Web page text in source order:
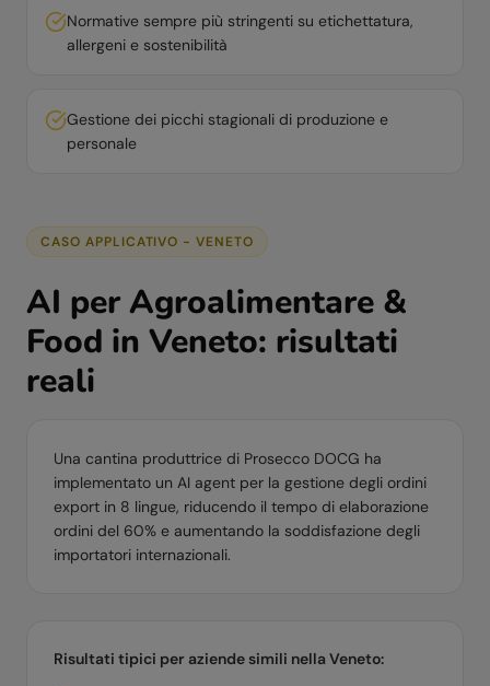
Normative sempre più stringenti su etichettatura,
allergeni e sostenibilità
Gestione dei picchi stagionali di produzione e
personale
CASO APPLICATIVO -VENETO
AI perAgroalimentare &
Food in Veneto: risultati
reali
Una cantina produttrice di Prosecco DOCG ha
implementato un AI agent per la gestione degli ordini
export in 8 lingue, riducendo il tempo di elaborazione
ordini del 60% e aumentando la soddisfazione degli
importatori internazionali.
Risultati tipici per aziende simili nella Veneto: